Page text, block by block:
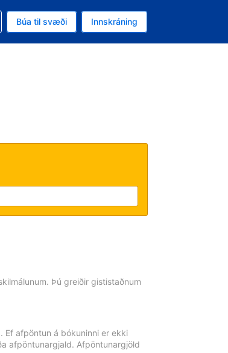
Íslensk króna
er tungumál þitt Íslensku
Búa til svæði Innskráning
Þú greiðir gististaðnum
Ef afpöntun á bókuninni er ekki
afpöntunargjald. Afpöntunargjöld